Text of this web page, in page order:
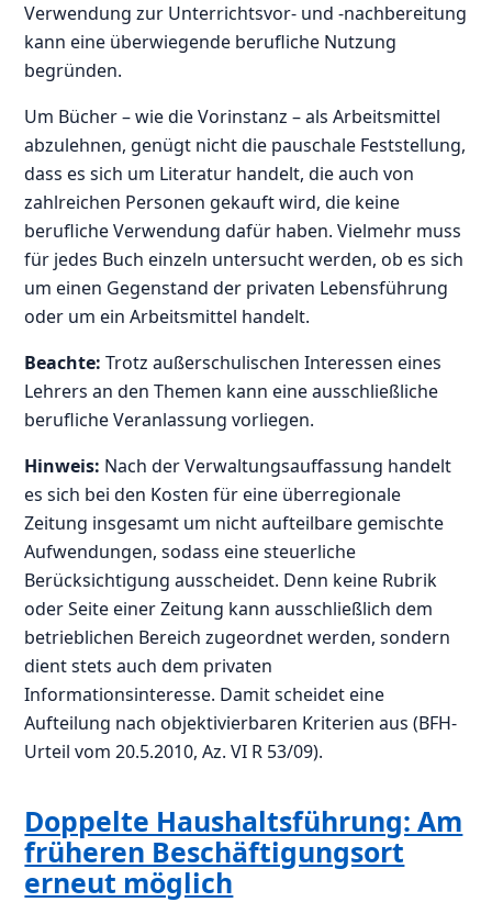
Verwendung zur Unterrichtsvor- und -nachbereitung
kann eine überwiegende berufliche Nutzung
begründen.
Um Bücher – wie die Vorinstanz – als Arbeitsmittel
abzulehnen, genügt nicht die pauschale Feststellung,
dass es sich um Literatur handelt, die auch von
zahlreichen Personen gekauft wird, die keine
berufliche Verwendung dafür haben. Vielmehr muss
für jedes Buch einzeln untersucht werden, ob es sich
um einen Gegenstand der privaten Lebensführung
oder um ein Arbeitsmittel handelt.
Beachte:Trotz außerschulischen Interessen eines
Lehrers an den Themen kann eine ausschließliche
berufliche Veranlassung vorliegen.
Hinweis: Nach der Verwaltungsauffassung handelt
es sich bei den Kosten für eine überregionale
Zeitung insgesamt um nicht aufteilbare gemischte
Aufwendungen, sodass eine steuerliche
Berücksichtigung ausscheidet. Denn keine Rubrik
oder Seite einer Zeitung kann ausschließlich dem
betrieblichen Bereich zugeordnet werden, sondern
dient stets auch dem privaten
Informationsinteresse. Damit scheidet eine
Aufteilung nach objektivierbaren Kriterien aus (BFH-
Urteil vom 20.5.2010, Az. VI R 53/09).
Doppelte Haushaltsführung: Am
früheren Beschäftigungsort
erneut möglich